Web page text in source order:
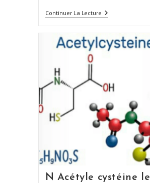
Continuer La Lecture
N Acétyle cystéine le